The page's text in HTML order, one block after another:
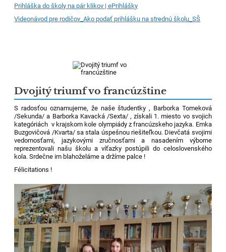
Prihláška do školy na pár klikov | ePrihlášky
Videonávod pre rodičov_Ako podať prihlášku na strednú školu_SŠ
Dvojitý triumf vo francúzštine
S radosťou oznamujeme, že naše študentky , Barborka Tomeková
/Sekunda/ a Barborka Kavacká /Sexta/ , získali 1. miesto vo svojich
kategóriách v krajskom kole olympiády z francúzskeho jazyka. Emka
Buzgovičová /Kvarta/ sa stala úspešnou riešiteľkou. Dievčatá svojimi
vedomosťami, jazykovými zručnosťami a nasadením výborne
reprezentovali našu školu a víťazky postúpili do celoslovenského
kola. Srdečne im blahoželáme a držíme palce !
Félicitations !